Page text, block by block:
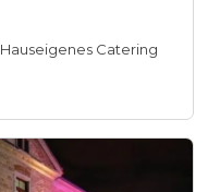
Hauseigenes Catering